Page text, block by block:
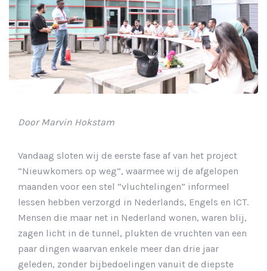
Door Marvin Hokstam
Vandaag sloten wij de eerste fase af van het project
“Nieuwkomers op weg”, waarmee wij de afgelopen
maanden voor een stel “vluchtelingen” informeel
lessen hebben verzorgd in Nederlands, Engels en ICT.
Mensen die maar net in Nederland wonen, waren blij,
zagen licht in de tunnel, plukten de vruchten van een
paar dingen waarvan enkele meer dan drie jaar
geleden, zonder bijbedoelingen vanuit de diepste